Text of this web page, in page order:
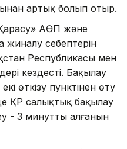
артық болып отыр.
АӨП және
себептерін
Республикасы мен
кездесті. Бақылау
өткізу пунктінен өту
ҚР салықтық бақылау
- 3 минутты алғанын